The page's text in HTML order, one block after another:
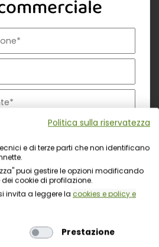
Politica sulla riservatezza
e di terze parti che non identificano
puoi gestire le opzioni modificando
cookie di profilazione.
invita a leggere la cookies e policy e
Prestazione